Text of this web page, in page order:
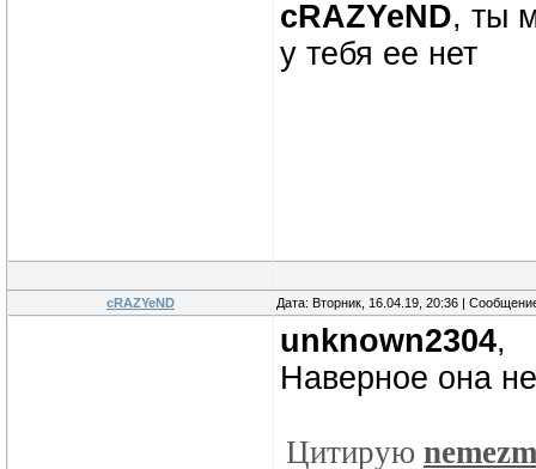
cRAZYeND, ты
у тебя ее нет
cRAZYeND Дата: Вторник, 16.04.19, 20:36 |
unknown2304,
Наверное она
Цитирую